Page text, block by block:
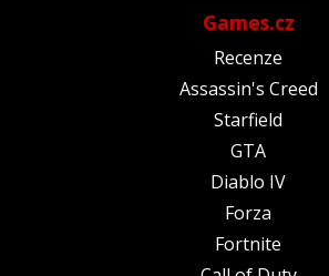
Games.cz
Recenze
Assassin's Creed
Starfield
GTA
Diablo IV
Forza
Fortnite